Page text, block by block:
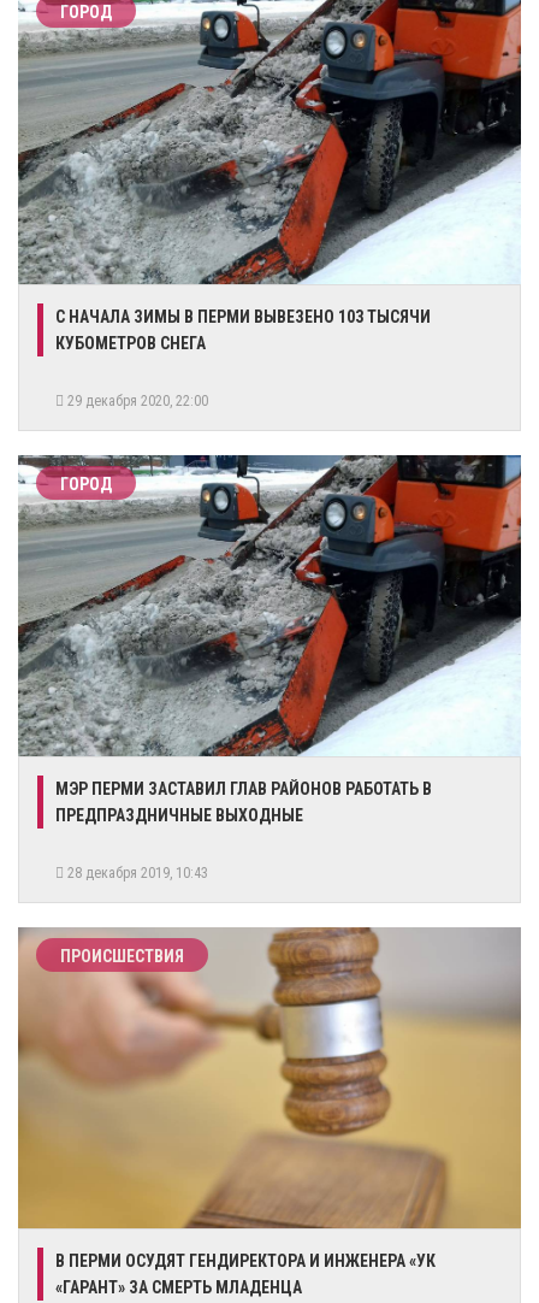
ГОРОД
С НАЧАЛА ЗИМЫ В ПЕРМИ ВЫВЕЗЕНО 103 ТЫСЯЧИ
КУБОМЕТРОВ СНЕГА
29 декабря 2020, 22:00
ГОРОД
МЭР ПЕРМИ ЗАСТАВИЛ ГЛАВ РАЙОНОВ РАБОТАТЬ В
ПРЕДПРАЗДНИЧНЫЕ ВЫХОДНЫЕ
28 декабря 2019, 10:43
ПРОИСШЕСТВИЯ
В ПЕРМИ ОСУДЯТ ГЕНДИРЕКТОРА И ИНЖЕНЕРА «УК
«ГАРАНТ» ЗА СМЕРТЬ МЛАДЕНЦА